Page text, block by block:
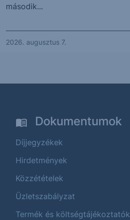
második...
2026. augusztus 7.
Dokumentumok
Díjjegyzékek
Hirdetmények
Közzétételek
Üzletszabályzat
Termék és költségtájékoztatók